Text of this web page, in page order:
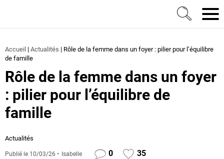
Ma Maison et Nous Construction, rénovation &
Accueil | Actualités | Rôle de la femme dans un foyer : pilier pour l’équilibre
de famille
Rôle de la femme dans un foyer
: pilier pour l’équilibre de
famille
Actualités
Publié le 10/03/26 Isabelle 0 35